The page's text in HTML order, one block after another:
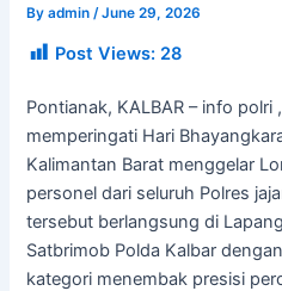
Byadmin/June 29, 2026
Post Views: 28
Pontianak, KALBAR – info polri
memperingati Hari
Kalimantan Barat menggelar
personel dari seluruh Polres
tersebut berlangsung di
Satbrimob Polda Kalbar
kategori menembak presisi